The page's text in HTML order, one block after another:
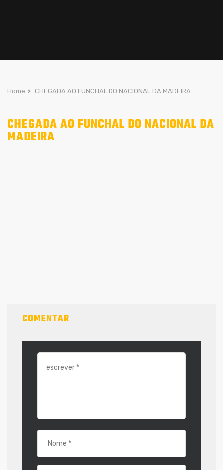
Home > CHEGADA AO FUNCHAL DO NACIONAL DA MADEIRA
CHEGADA AO FUNCHAL DO NACIONAL DA
MADEIRA
COMENTAR